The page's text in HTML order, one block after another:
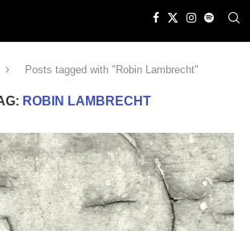
Posts tagged with "Robin Lambrecht"
ROBIN LAMBRECHT